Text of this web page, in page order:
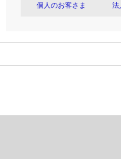
個人のお客さま 法